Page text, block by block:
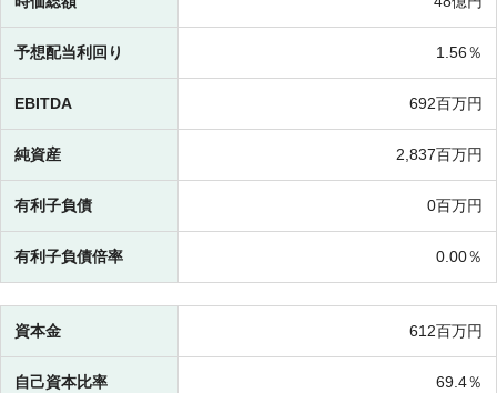
予想配当利回り 1.56％
EBITDA 692百万円
純資産 2,837百万円
有利子負債 0百万円
有利子負債倍率 0.00％
資本金 612百万円
自己資本比率 69.4％